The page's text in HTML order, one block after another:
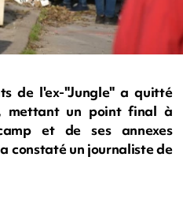
de l'ex-"Jungle" a quitté
mettant un point final à
et de ses annexes
constaté un journaliste de